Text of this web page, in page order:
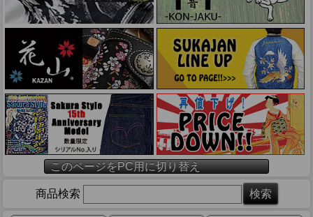
このページをPC用に切り替え
商品検索